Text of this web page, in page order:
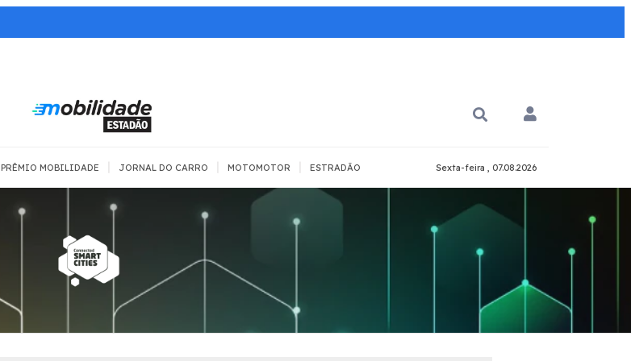
MOBILIDADE COM
Urbana
MOBILIDADE PARA QUÊ?
Dia a dia
PRÊMIO MOBILIDADE JORNAL DO CARRO MOTOMOTOR ESTRADÃO Sexta-feira , 07.08.2026